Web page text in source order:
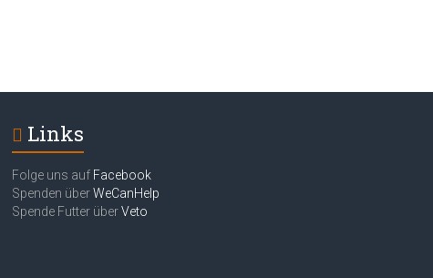
Links
Folge uns auf Facebook
Spenden überWeCanHelp
Spende Futter überVeto